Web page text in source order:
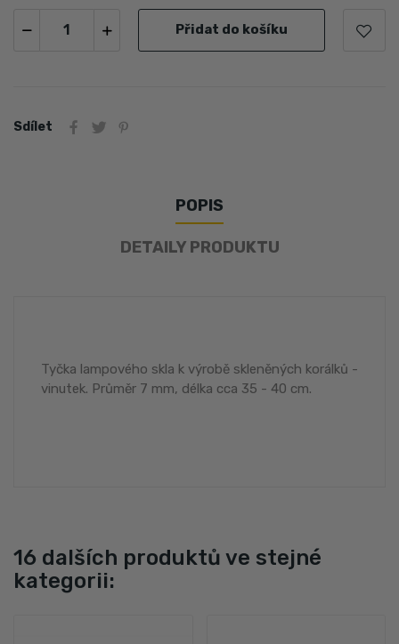
Přidat do košíku
Sdílet
POPIS
DETAILY PRODUKTU
Tyčka lampového skla k výrobě skleněných korálků -
vinutek. Průměr 7 mm, délka cca 35 - 40 cm.
16 dalších produktů ve stejné
kategorii: